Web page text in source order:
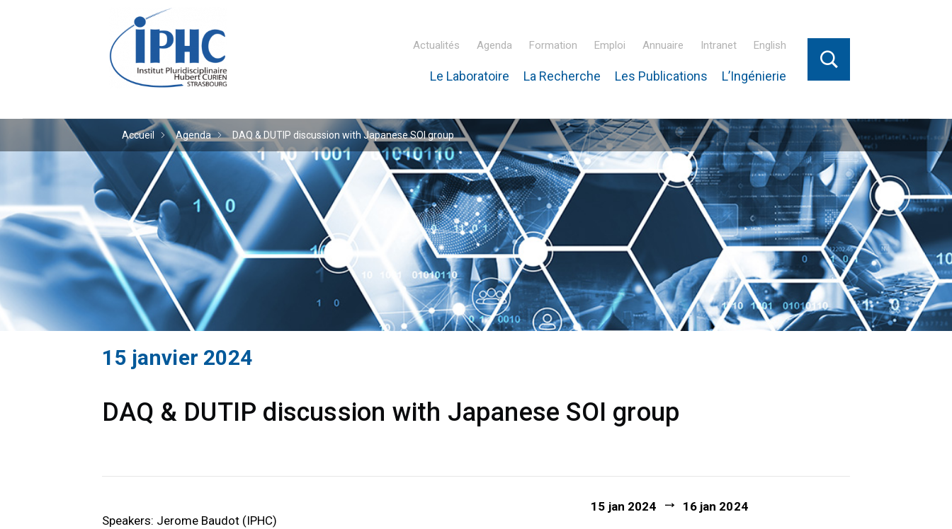
Institut pluridisciplinaire Hubert Curien – IPHC
Actualités Agenda Formation Emploi Annuaire Intranet English
Le Laboratoire La Recherche Les Publications L’Ingénierie
Accueil Agenda DAQ & DUTIP discussion with Japanese SOI group
15 janvier 2024
DAQ & DUTIP discussion with Japanese SOI group
Speakers: Jerome Baudot (IPHC)
15 jan 2024 16 jan 2024